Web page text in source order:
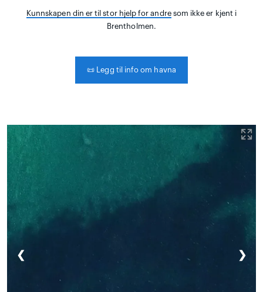
Kunnskapen din er til stor hjelp for andresom ikke er kjent i
Brentholmen.
📜 Legg til info om havna
❮ ❯